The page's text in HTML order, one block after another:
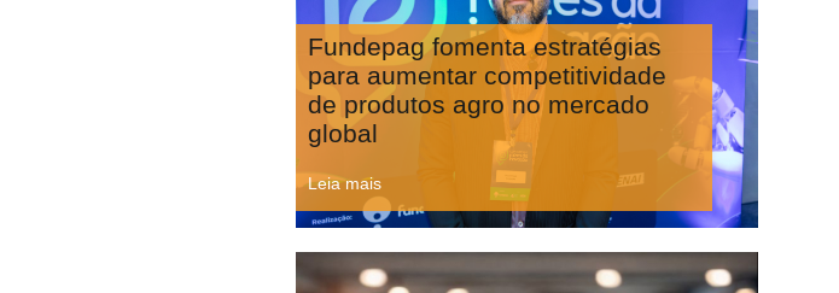
Fundepag fomenta estratégias
para aumentar competitividade
de produtos agro no mercado
global
Leia mais